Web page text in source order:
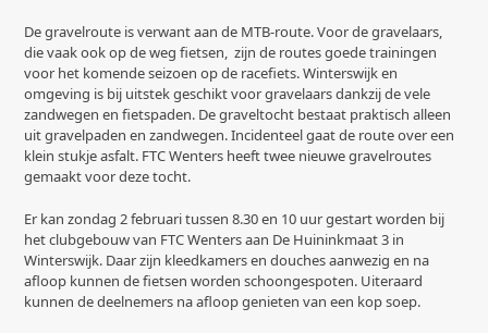
De gravelroute is verwant aan de MTB-route. Voor de gravelaars,
die vaak ook op de weg fietsen, zijn de routes goede trainingen
voor het komende seizoen op de racefiets. Winterswijk en
omgeving is bij uitstek geschikt voor gravelaars dankzij de vele
zandwegen en fietspaden. De graveltocht bestaat praktisch alleen
uit gravelpaden en zandwegen. Incidenteel gaat de route over een
klein stukje asfalt. FTC Wenters heeft twee nieuwe gravelroutes
gemaakt voor deze tocht.
Er kan zondag 2 februari tussen 8.30 en 10 uur gestart worden bij
het clubgebouw van FTC Wenters aan De Huininkmaat 3 in
Winterswijk. Daar zijn kleedkamers en douches aanwezig en na
afloop kunnen de fietsen worden schoongespoten. Uiteraard
kunnen de deelnemers na afloop genieten van een kop soep.